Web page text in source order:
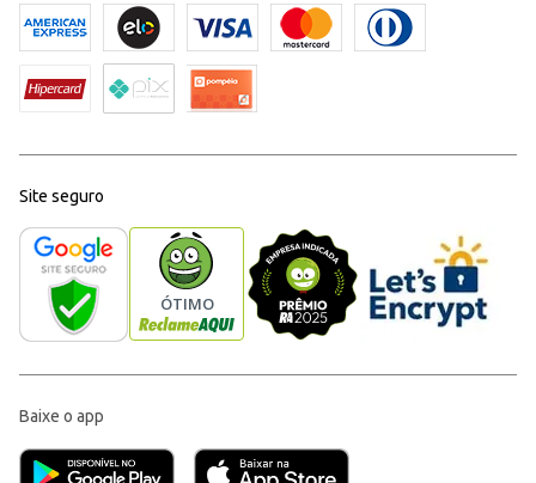
Site seguro
Baixe o app